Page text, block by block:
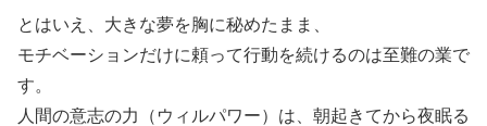
とはいえ、大きな夢を胸に秘めたまま、
モチベーションだけに頼って行動を続けるのは至難の業で
す。
人間の意志の力（ウィルパワー）は、朝起きてから夜眠る